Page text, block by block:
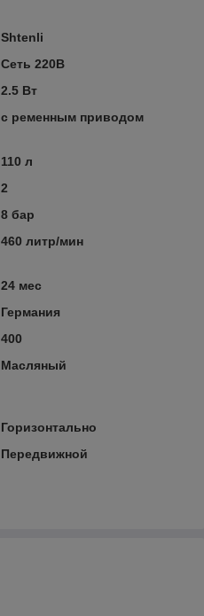
Shtenli
Сеть 220В
2.5 Вт
с ременным приводом
110 л
2
8 бар
460 литр/мин
24 мес
Германия
400
Масляный
Горизонтально
Передвижной